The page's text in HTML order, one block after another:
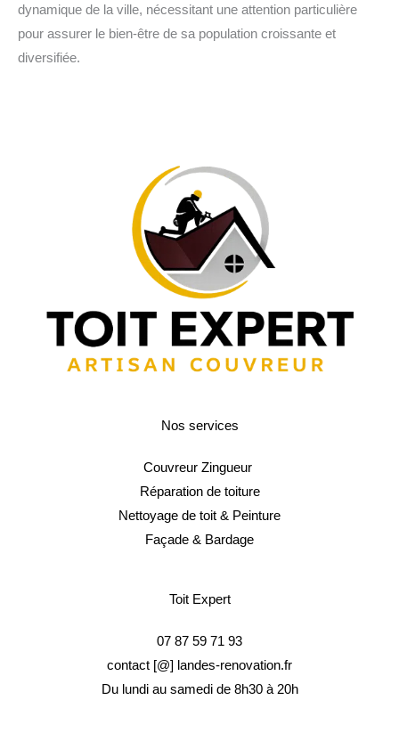
dynamique de la ville, nécessitant une attention particulière
pour assurer le bien-être de sa population croissante et
diversifiée.
Nos services
Couvreur Zingueur
Réparation de toiture
Nettoyage de toit & Peinture
Façade & Bardage
Toit Expert
07 87 59 71 93
contact [@] landes-renovation.fr
Du lundi au samedi de 8h30 à 20h